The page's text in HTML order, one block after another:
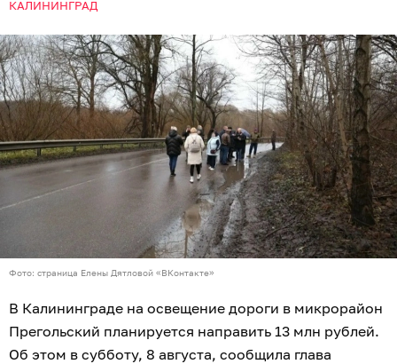
КАЛИНИНГРАД
Фото: страница Елены Дятловой «ВКонтакте»
В Калининграде на освещение дороги в микрорайон
Прегольский планируется направить 13 млн рублей.
Об этом в субботу, 8 августа, сообщила глава